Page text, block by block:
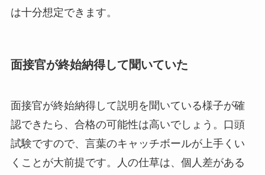
は十分想定できます。
面接官が終始納得して聞いていた
面接官が終始納得して説明を聞いている様子が確
認できたら、合格の可能性は高いでしょう。口頭
試験ですので、言葉のキャッチボールが上手くい
くことが大前提です。人の仕草は、個人差がある